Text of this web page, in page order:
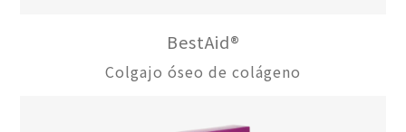
BestAid®
Colgajo óseo de colágeno